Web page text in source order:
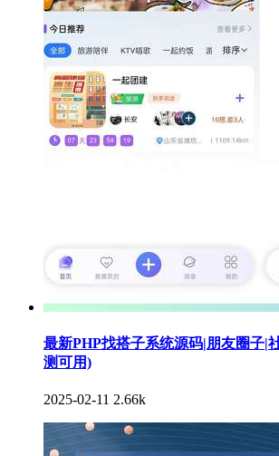
最新PHP找搭子系统源码|朋友圈子|
测可用)
2025-02-11 2.66k